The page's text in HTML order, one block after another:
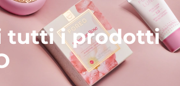
tutti i prodotti
I miei dispositivi
I miei ordini
I miei indirizzi
Tech Elixir
Deutsch
Español
Italiano
Português
Svenska
Русский
繁體中文